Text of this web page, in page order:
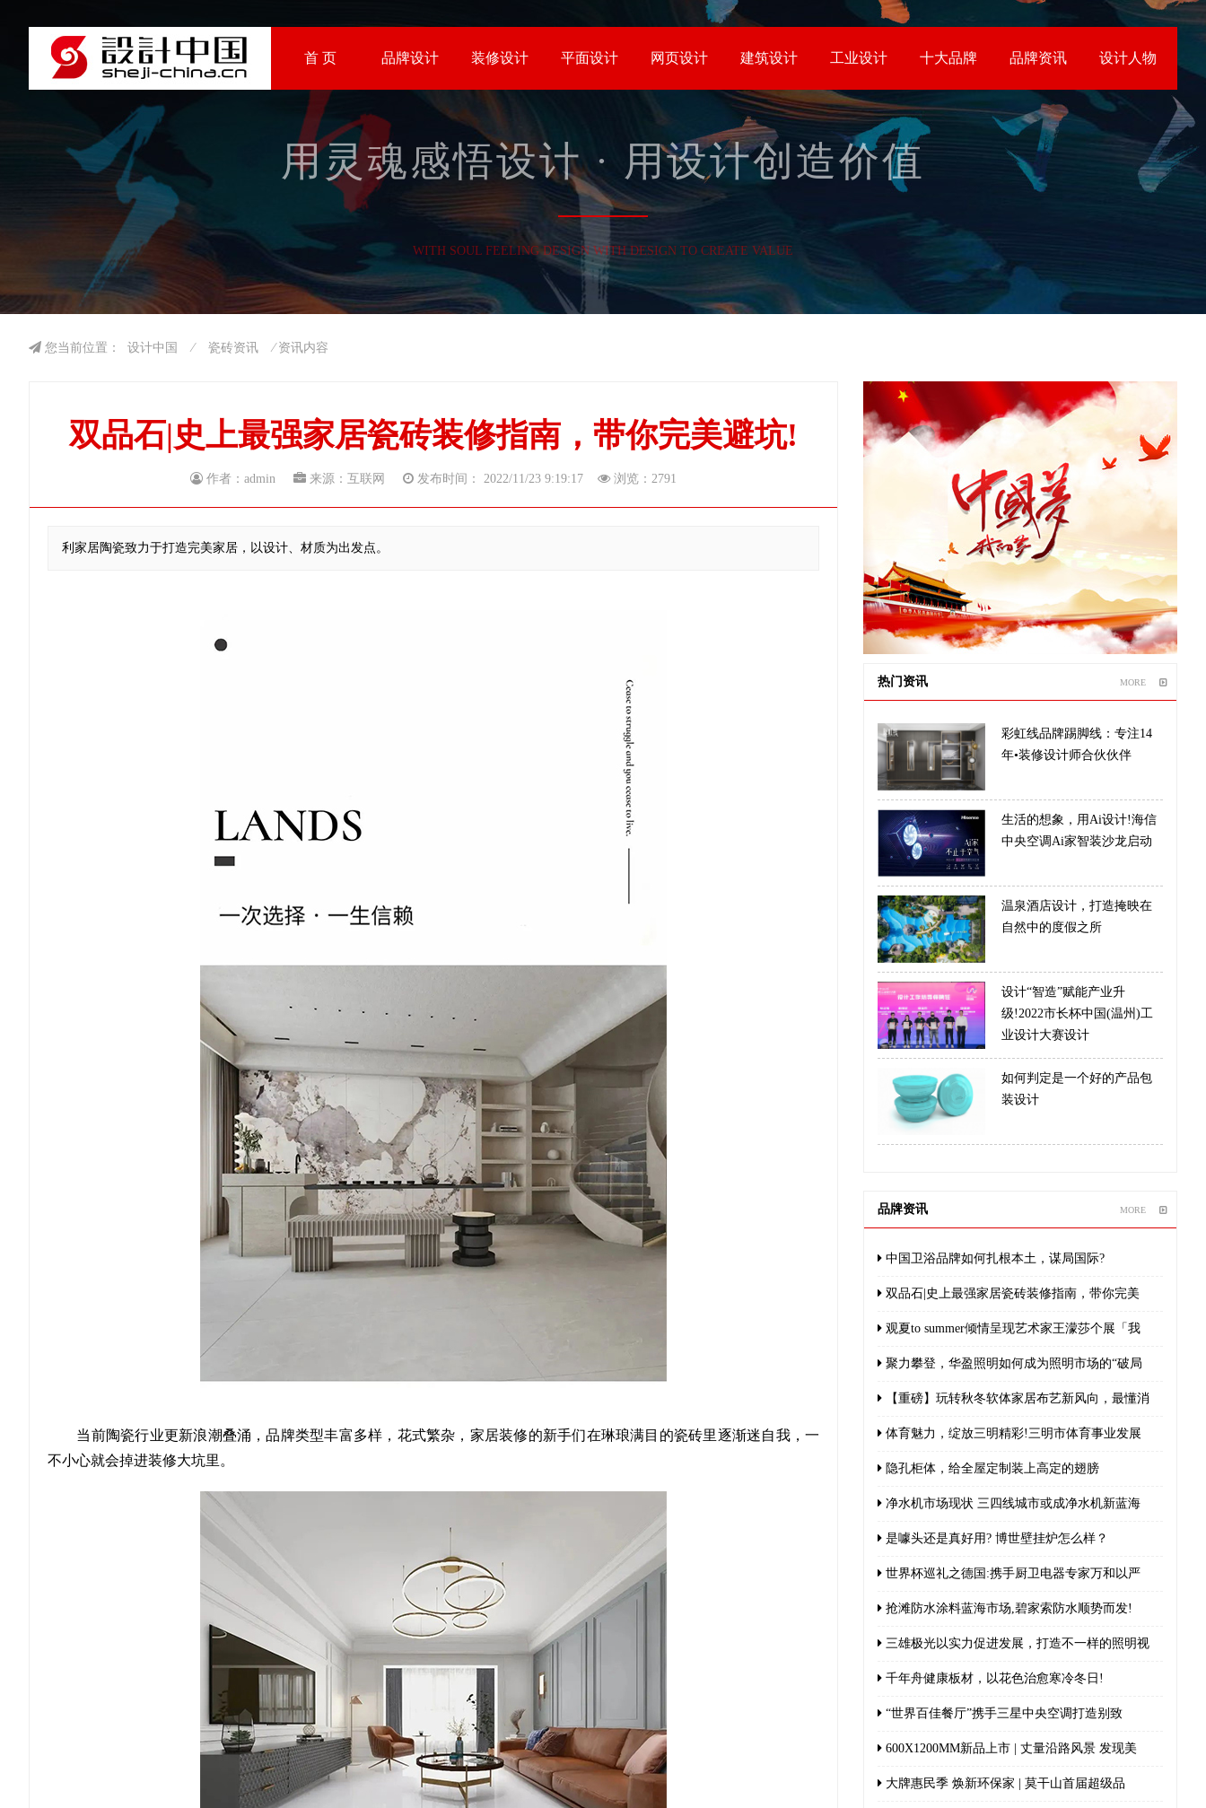
首 页 品牌设计 装修设计 平面设计 网页设计 建筑设计 工业设计 十大品牌 品牌资讯 设计人物
用灵魂感悟设计 · 用设计创造价值
WITH SOUL FEELING DESIGN WITH DESIGN TO CREATE VALUE
您当前位置： 设计中国 ⁄ 瓷砖资讯 ⁄ 资讯内容
双品石|史上最强家居瓷砖装修指南，带你完美避坑!
作者：admin 来源：互联网 发布时间： 2022/11/23 9:19:17 浏览： 2791
利家居陶瓷致力于打造完美家居，以设计、材质为出发点。
当前陶瓷行业更新浪潮叠涌，品牌类型丰富多样，花式繁杂，家居装修的新手们在琳琅满目的瓷砖里逐渐迷自我，一
不小心就会掉进装修大坑里。
热门资讯 MORE
彩虹线品牌踢脚线：专注14
年•装修设计师合伙伙伴
生活的想象，用Ai设计!海信
中央空调Ai家智装沙龙启动
温泉酒店设计，打造掩映在
自然中的度假之所
设计“智造”赋能产业升
级!2022市长杯中国(温州)工
业设计大赛设计
如何判定是一个好的产品包
装设计
品牌资讯 MORE
中国卫浴品牌如何扎根本土，谋局国际?
双品石|史上最强家居瓷砖装修指南，带你完美
观夏to summer倾情呈现艺术家王濛莎个展「我
聚力攀登，华盈照明如何成为照明市场的“破局
【重磅】玩转秋冬软体家居布艺新风向，最懂消
体育魅力，绽放三明精彩!三明市体育事业发展
隐孔柜体，给全屋定制装上高定的翅膀
净水机市场现状 三四线城市或成净水机新蓝海
是噱头还是真好用? 博世壁挂炉怎么样？
世界杯巡礼之德国:携手厨卫电器专家万和以严
抢滩防水涂料蓝海市场,碧家索防水顺势而发!
三雄极光以实力促进发展，打造不一样的照明视
千年舟健康板材，以花色治愈寒冷冬日!
“世界百佳餐厅”携手三星中央空调打造别致
600X1200MM新品上市 | 丈量沿路风景 发现美
大牌惠民季 焕新环保家 | 莫干山首届超级品